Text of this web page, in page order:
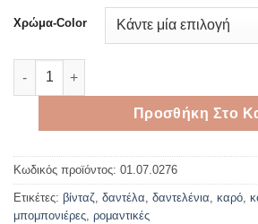
Χρώμα-Color
Δαντέλα με καρό κορδέλα 4cm* 9meters
Προσθήκη Στο
Κωδικός προϊόντος: 01.07.0276
Ετικέτες: βίνταζ, δαντέλα, δαντελένια, καρό,
μπομπονιέρες, ρομαντικές